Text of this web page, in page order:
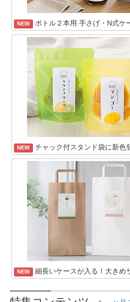
NEW ボトル２本用 手さげ・N式ケ
NEW チャック付スタンド袋に新色
NEW 細長いケースが入る！大きめ